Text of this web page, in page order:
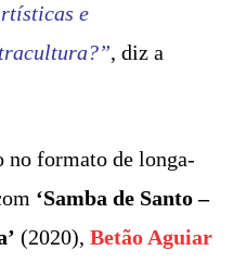
e
, diz a
no formato de longa-
‘Samba de Santo –
(2020), Betão Aguiar